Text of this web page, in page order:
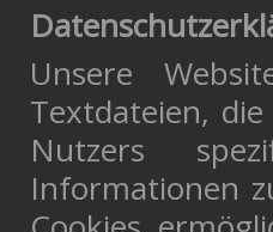
Unsere
Textdateien,
Nutzers
Informationen